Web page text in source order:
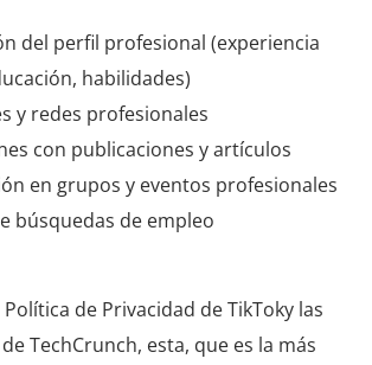
del perfil profesional (experiencia
habilidades)
y redes profesionales
con publicaciones y artículos
en grupos y eventos profesionales
búsquedas de empleo
de Privacidad de TikToky las
TechCrunch, esta, que es la más